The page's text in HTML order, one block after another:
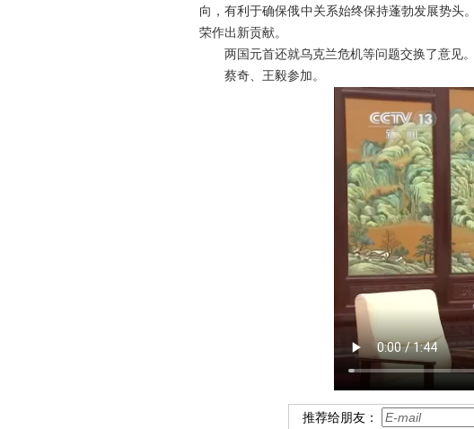
向，有利于确保俄中关系始终保持蓬勃发展势头
荣作出新贡献。
两国元首还就乌克兰危机等问题交换了意见。
蔡奇、王毅参加。
推荐给朋友：